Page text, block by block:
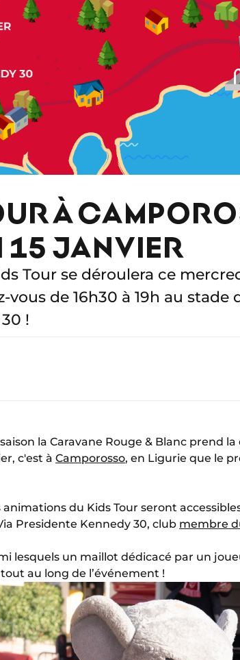
À
15 JANVIER
Tour se déroulera ce
vous de 16h30 à 19h au stade
!
la Caravane Rouge & Blanc prend
c'est à Camporosso, en Ligurie que le
animations du Kids Tour seront
Presidente Kennedy 30, club membre
lesquels un maillot dédicacé par un
au long de l’événement !